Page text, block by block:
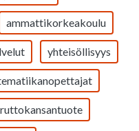
ammattikorkeakoulu
yhteisöllisyys